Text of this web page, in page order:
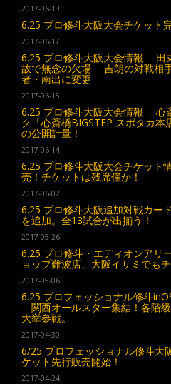
2017-06-19
6.25 プロ修斗大阪大会チケット
2017-06-17
6.25 プロ修斗大阪大会情報 田
故で無念の欠場 吉朗の対戦相
者・南出に変更
2017-06-15
6.25 プロ修斗大阪大会情報 心
ク「心斎橋BIGSTEP スポタカ
の公開計量！
2017-06-14
6.25 プロ修斗大阪大会チケッ
売！チケットは残席僅か！
2017-06-02
6.25 プロ修斗大阪追加対戦カ
を追加。全13試合が出揃う！
2017-05-26
6.25 プロ修斗・エディオンアリ
ョップ難波店、大阪イサミでも
2017-05-06
6.25 プロフェッショナル修斗
関西オールスター集結！各階
大挙参戦。
2017-04-30
6/25 プロフェッショナル修斗大
ケット先行販売開始！
2017-04-24